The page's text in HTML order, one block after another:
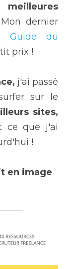
meilleures
dernier
Guide du
prix !
j'ai passé
sur le
sites,
ce que j'ai
!
en image